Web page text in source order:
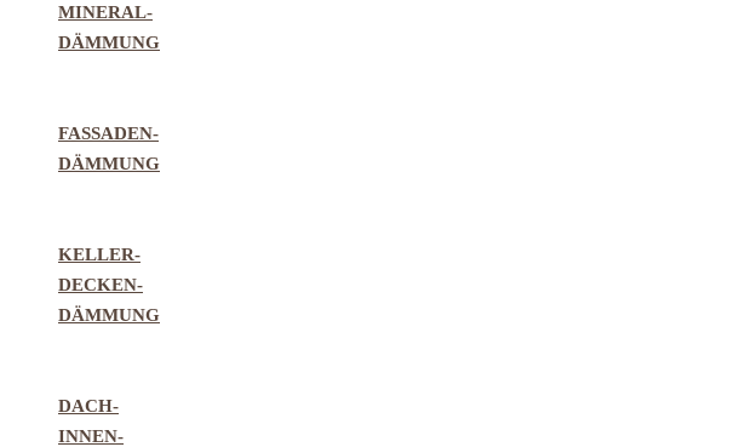
MINERAL-
DÄMMUNG
FASSADEN-
DÄMMUNG
KELLER-
DECKEN-
DÄMMUNG
DACH-
INNEN-